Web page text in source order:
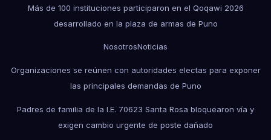
Más de 100 instituciones participaron en el Qoqawi 2026
desarrollado en la plaza de armas de Puno
NosotrosNoticias
Organizaciones se reúnen con autoridades electas para exponer
las principales demandas de Puno
Padres de familia de la I.E. 70623 Santa Rosa bloquearon vía y
exigen cambio urgente de poste dañado